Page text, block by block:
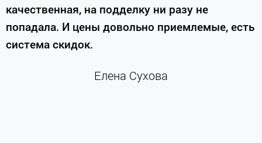
качественная, на подделку ни разу не
попадала. И цены довольно приемлемые, есть
система скидок.
Елена Сухова